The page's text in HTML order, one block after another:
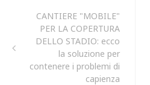
CANTIERE "MOBILE"
PER LA COPERTURA
DELLO STADIO: ecco
la soluzione per
contenere i problemi di
capienza